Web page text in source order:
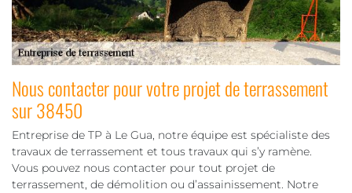
Nous contacter pour votre projet de terrassement
sur 38450
Entreprise de TP à Le Gua, notre équipe est spécialiste des
travaux de terrassement et tous travaux qui s’y ramène.
Vous pouvez nous contacter pour tout projet de
terrassement, de démolition ou d’assainissement. Notre